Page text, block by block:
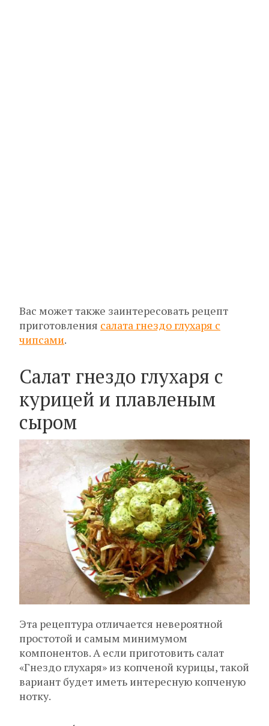
Вас может также заинтересовать рецепт
приготовления салата гнездо глухаря с
чипсами.
Салат гнездо глухаря с
курицей и плавленым
сыром
Эта рецептура отличается невероятной
простотой и самым минимумом
компонентов. А если приготовить салат
«Гнездо глухаря» из копченой курицы, такой
вариант будет иметь интересную копченую
нотку.